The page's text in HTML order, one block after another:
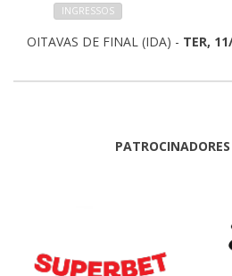
INGRESSOS
OITAVAS DE FINAL (IDA) - TER,